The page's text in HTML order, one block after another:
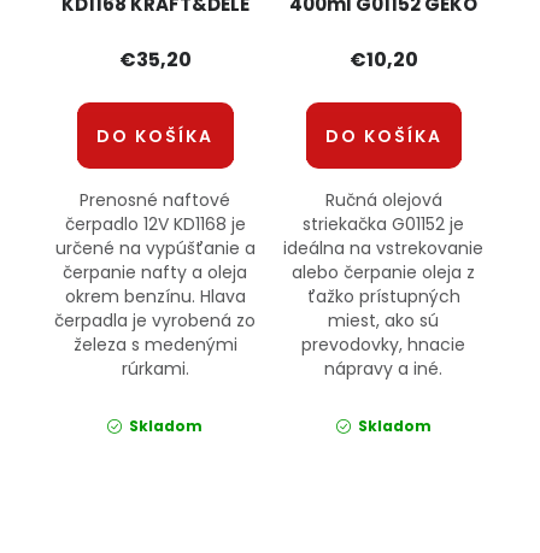
€35,20
DO KOŠÍKA
Prenosné naftové
čerpadlo 12V KD1168 je
určené na vypúšťanie a
čerpanie nafty a oleja
okrem benzínu. Hlava
čerpadla je vyrobená zo
železa s medenými
rúrkami.
Skladom
€10,20
DO KOŠÍKA
Ručná olejová
striekačka G01152 je
ideálna na vstrekovanie
alebo čerpanie oleja z
ťažko prístupných
miest, ako sú
prevodovky, hnacie
nápravy a iné.
Skladom